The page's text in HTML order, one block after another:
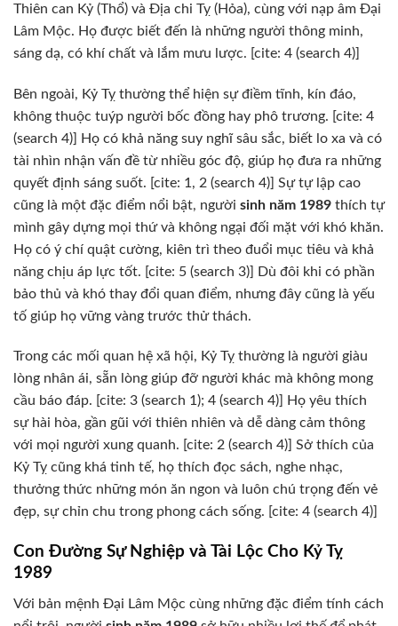
Thiên can Kỷ (Thổ) và Địa chi Tỵ (Hỏa), cùng với nạp âm Đại
Lâm Mộc. Họ được biết đến là những người thông minh,
sáng dạ, có khí chất và lắm mưu lược. [cite: 4 (search 4)]
Bên ngoài, Kỷ Tỵ thường thể hiện sự điềm tĩnh, kín đáo,
không thuộc tuýp người bốc đồng hay phô trương. [cite: 4
(search 4)] Họ có khả năng suy nghĩ sâu sắc, biết lo xa và có
tài nhìn nhận vấn đề từ nhiều góc độ, giúp họ đưa ra những
quyết định sáng suốt. [cite: 1, 2 (search 4)] Sự tự lập cao
cũng là một đặc điểm nổi bật, người sinh năm 1989 thích tự
mình gây dựng mọi thứ và không ngại đối mặt với khó khăn.
Họ có ý chí quật cường, kiên trì theo đuổi mục tiêu và khả
năng chịu áp lực tốt. [cite: 5 (search 3)] Dù đôi khi có phần
bảo thủ và khó thay đổi quan điểm, nhưng đây cũng là yếu
tố giúp họ vững vàng trước thử thách.
Trong các mối quan hệ xã hội, Kỷ Tỵ thường là người giàu
lòng nhân ái, sẵn lòng giúp đỡ người khác mà không mong
cầu báo đáp. [cite: 3 (search 1); 4 (search 4)] Họ yêu thích
sự hài hòa, gần gũi với thiên nhiên và dễ dàng cảm thông
với mọi người xung quanh. [cite: 2 (search 4)] Sở thích của
Kỷ Tỵ cũng khá tinh tế, họ thích đọc sách, nghe nhạc,
thưởng thức những món ăn ngon và luôn chú trọng đến vẻ
đẹp, sự chỉn chu trong phong cách sống. [cite: 4 (search 4)]
Con Đường Sự Nghiệp và Tài Lộc Cho Kỷ Tỵ
1989
Với bản mệnh Đại Lâm Mộc cùng những đặc điểm tính cách